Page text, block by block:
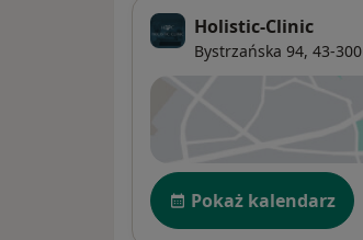
Holistic-Clinic
Bystrzańska 94, 43-300
Dostępność
Pokaż kalendarz